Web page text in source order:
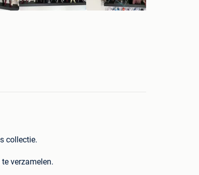
collectie.
verzamelen.